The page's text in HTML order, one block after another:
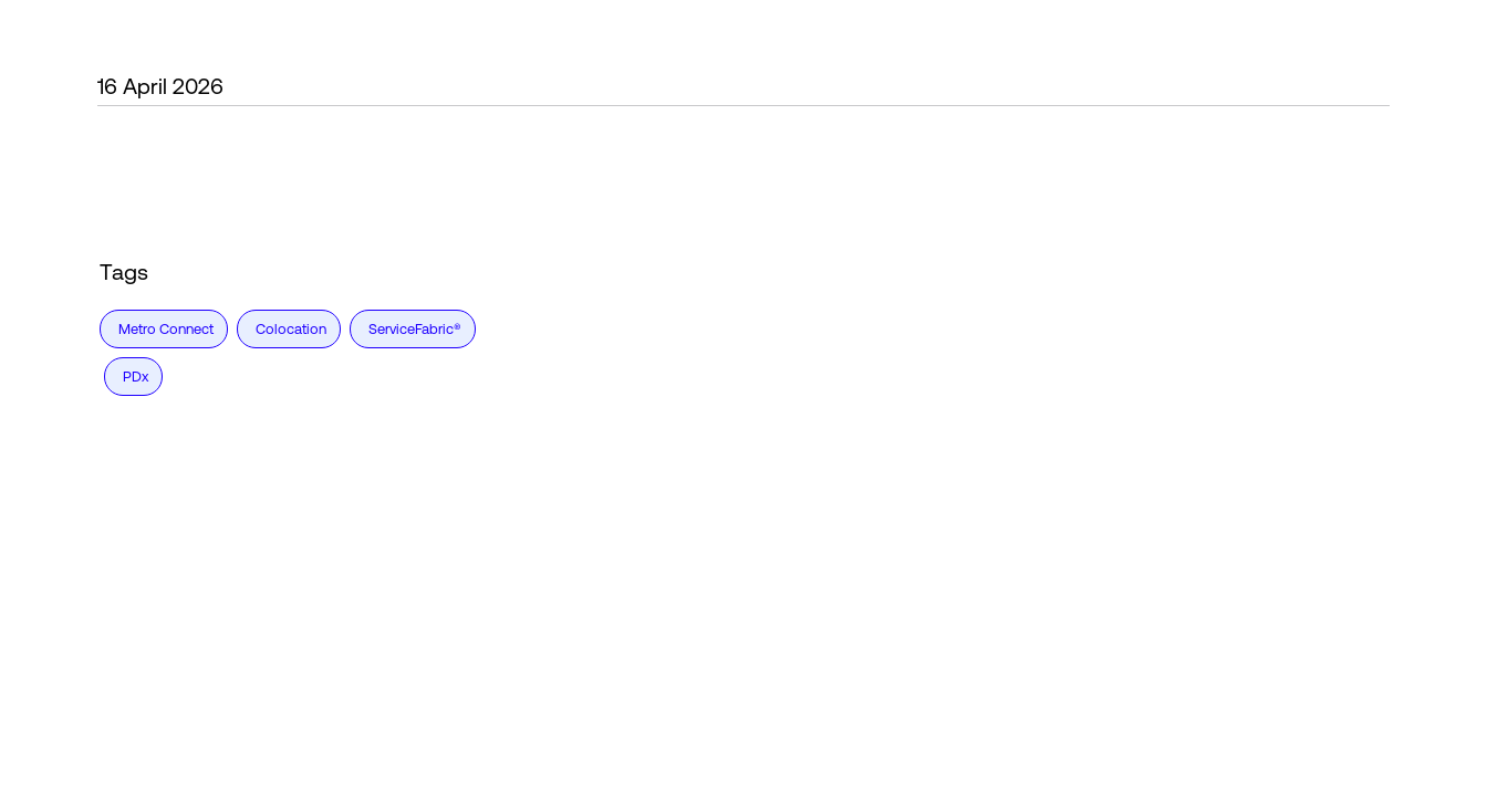
16 April 2026
Tags
Metro Connect Colocation ServiceFabric®
PDx